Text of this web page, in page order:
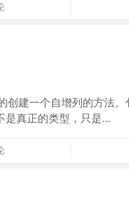
建一个自增列的方法。
真正的类型，只是...